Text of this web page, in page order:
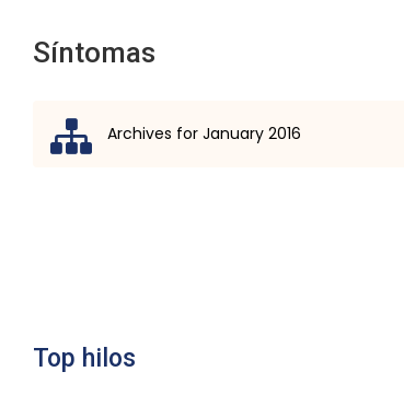
Síntomas
Archives for January 2016
Top hilos